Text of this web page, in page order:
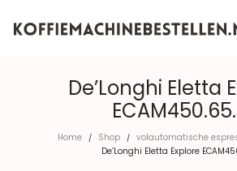
De’Longhi Eletta
Home / Shop / volautomatische
De’Longhi Eletta Explore